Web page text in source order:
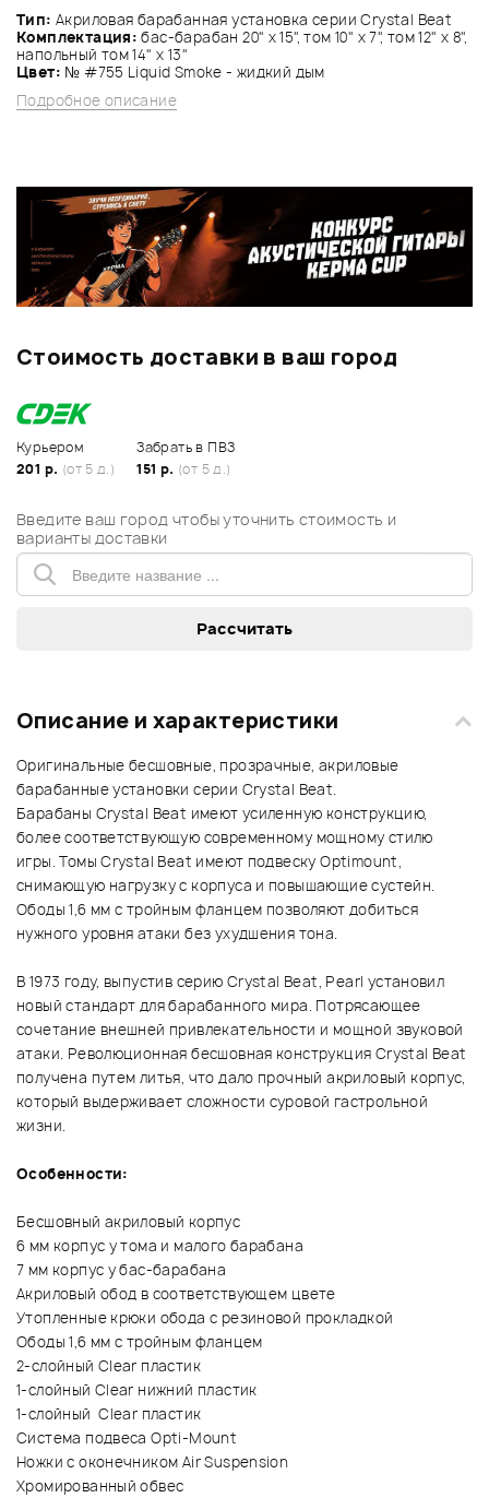
Тип: Акриловая барабанная установка серии Crystal Beat
Комплектация:бас-барабан 20" x 15", том 10" x 7", том 12" x 8",
напольный том 14" x 13"
Цвет: № #755 Liquid Smoke - жидкий дым
Подробное описание
Стоимость доставки в ваш город
Курьером
201 р. (от 5 д.)
Забрать в ПВЗ
151 р. (от 5 д.)
Введите ваш город чтобы уточнить стоимость и
варианты доставки
Описание и характеристики
Оригинальные бесшовные, прозрачные, акриловые
барабанные установки серии Crystal Beat.
Барабаны Crystal Beat имеют усиленную конструкцию,
более соответствующую современному мощному стилю
игры. Томы Crystal Beat имеют подвеску Optimount,
снимающую нагрузку с корпуса и повышающие сустейн.
Ободы 1,6 мм с тройным фланцем позволяют добиться
нужного уровня атаки без ухудшения тона.
В 1973 году, выпустив серию Crystal Beat, Pearl установил
новый стандарт для барабанного мира. Потрясающее
сочетание внешней привлекательности и мощной звуковой
атаки. Революционная бесшовная конструкция Crystal Beat
получена путем литья, что дало прочный акриловый корпус,
который выдерживает сложности суровой гастрольной
жизни.
Особенности:
Бесшовный акриловый корпус
6 мм корпус у тома и малого барабана
7 мм корпус у бас-барабана
Акриловый обод в соответствующем цвете
Утопленные крюки обода с резиновой прокладкой
Ободы 1,6 мм с тройным фланцем
2-слойный Clear пластик
1-слойный Clear нижний пластик
1-слойный Clear пластик
Система подвеса Opti-Mount
Ножки с оконечником Air Suspension
Хромированный обвес